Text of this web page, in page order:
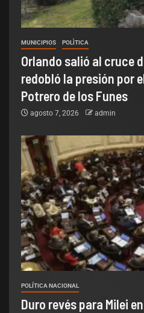
MUNICIPIOS POLÌTICA
Orlando salió al cruce
redobló la presión por
Potrero de los Funes
agosto 7, 2026 admin
POLÍTICA NACIONAL
Duro revés para Milei